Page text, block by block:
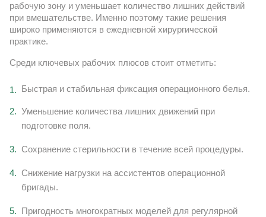
рабочую зону и уменьшает количество лишних действий
при вмешательстве. Именно поэтому такие решения
широко применяются в ежедневной хирургической
практике.
Среди ключевых рабочих плюсов стоит отметить:
Быстрая и стабильная фиксация операционного белья.
Уменьшение количества лишних движений при
подготовке поля.
Сохранение стерильности в течение всей процедуры.
Снижение нагрузки на ассистентов операционной
бригады.
Пригодность многократных моделей для регулярной